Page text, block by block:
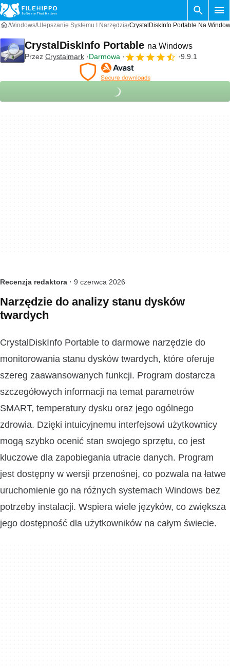
Windows Ulepszanie Systemu I Narzędzia CrystalDiskInfo Portable Na
CrystalDiskInfo Portable na Windows
Przez Crystalmark Darmowa 9.9.1
Recenzja redaktora · 9 czerwca 2026
Narzędzie do analizy stanu dysków
twardych
CrystalDiskInfo Portable to darmowe narzędzie do
monitorowania stanu dysków twardych, które oferuje
szereg zaawansowanych funkcji. Program dostarcza
szczegółowych informacji na temat parametrów
SMART, temperatury dysku oraz jego ogólnego
zdrowia. Dzięki intuicyjnemu interfejsowi użytkownicy
mogą szybko ocenić stan swojego sprzętu, co jest
kluczowe dla zapobiegania utracie danych. Program
jest dostępny w wersji przenośnej, co pozwala na łatwe
uruchomienie go na różnych systemach Windows bez
potrzeby instalacji. Wspiera wiele języków, co zwiększa
jego dostępność dla użytkowników na całym świecie.